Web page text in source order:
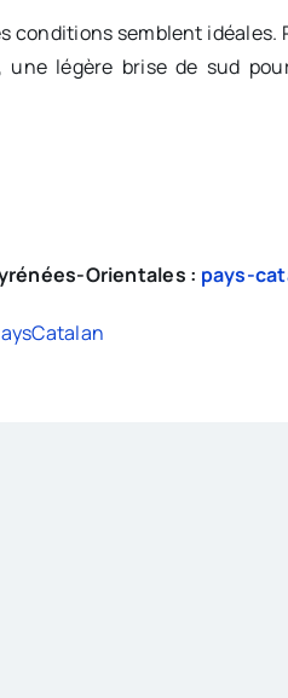
conditions semblent
légère brise de sud
Orientales : pays-